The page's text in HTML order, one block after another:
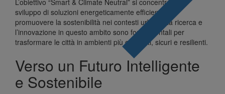
sviluppo di soluzioni energeticamente efficienti per
promuovere la sostenibilità nei contesti urbani. La ricerca e
l’innovazione in questo ambito sono fondamentali per
trasformare le città in ambienti più efficienti, sicuri e resilienti.
Verso un Futuro Intelligente
e Sostenibile